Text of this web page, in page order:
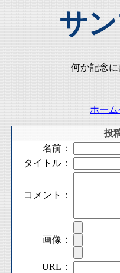
サ
何か記念に
ホー
投
名前：
タイトル：
コメント：
画像：
URL：